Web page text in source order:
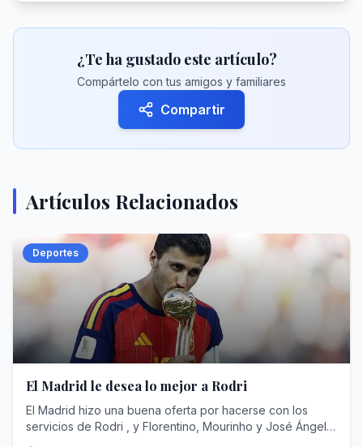
¿Te ha gustado este artículo?
Compártelo con tus amigos y familiares
Compartir
Artículos Relacionados
Deportes
El Madrid le desea lo mejor a Rodri
El Madrid hizo una buena oferta por hacerse con los
servicios de Rodri , y Florentino, Mourinho y José Ángel